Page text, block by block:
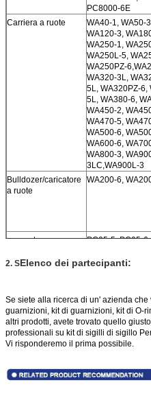
PC8000-6E
Carriera a ruote
WA40-1, WA50-
WA120-3,
WA250-1,
WA250L-5,
WA250PZ-
WA320-3L,
5L, WA320PZ-6,
5L, WA380-6,
WA450-2,
WA470-5,
WA500-6,
WA600-6,
WA800-3,
3LC,WA900L-3
Bulldozer/caricatore
a ruote
WA200-6,
escavatore
PC05-5, PC05-
PC280LC-3,
6, PC650-1,
PC80LC-3,
PC100U-3,
PC150-1,
PC200LC-3, PC2
trascinatore
D20P-6, D20P-
2. SElenco dei partecipanti:
Se siete alla ricerca di un' azienda
guarnizioni, kit di guarnizioni, kit di O-
altri prodotti, avete trovato quello
professionali su kit di sigilli di sigillo
Vi risponderemo il prima possibile.